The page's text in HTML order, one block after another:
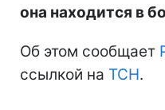
она находится в
Об этом сообщает
ссылкой на ТСН.